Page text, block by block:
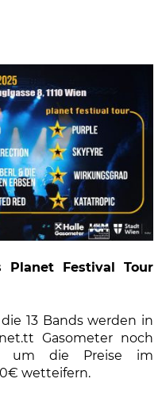
Planet Festival Tour
13 Bands werden in
Gasometer noch
um die Preise im
wetteifern.